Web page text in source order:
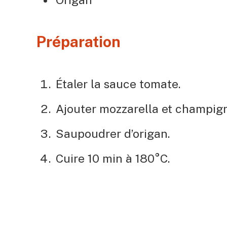
Préparation
Étaler la sauce tomate.
Ajouter mozzarella et
Saupoudrer d’origan.
Cuire 10 min à 180°C.